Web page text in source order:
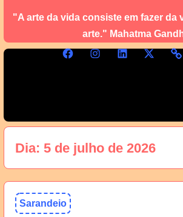
"A arte da vida consiste em fazer da
arte." Mahatma
Dia: 5 de julho de 2026
Sarandeio